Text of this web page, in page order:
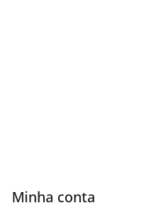
Minha conta